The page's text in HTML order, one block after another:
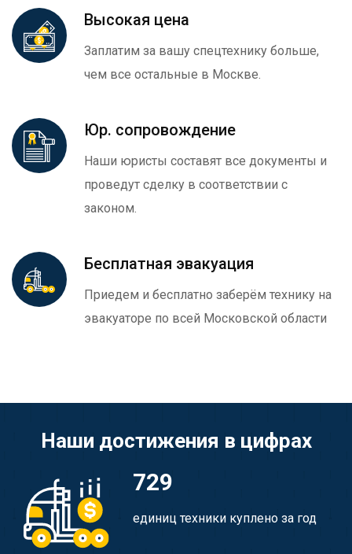
Высокая цена
Заплатим за вашу спецтехнику больше,
чем все остальные в Москве.
Юр. сопровождение
Наши юристы составят все документы и
проведут сделку в соответствии с
законом.
Бесплатная эвакуация
Приедем и бесплатно заберём технику на
эвакуаторе по всей Московской области
Наши достижения в цифрах
729
единиц техники куплено за год